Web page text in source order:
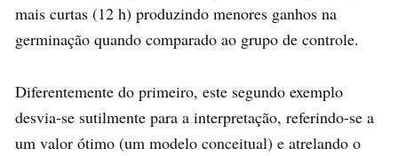
mais curtas (12 h) produzindo menores ganhos na
germinação quando comparado ao grupo de controle.
Diferentemente do primeiro, este segundo exemplo
desvia-se sutilmente para a interpretação, referindo-se a
um valor ótimo (um modelo conceitual) e atrelando o